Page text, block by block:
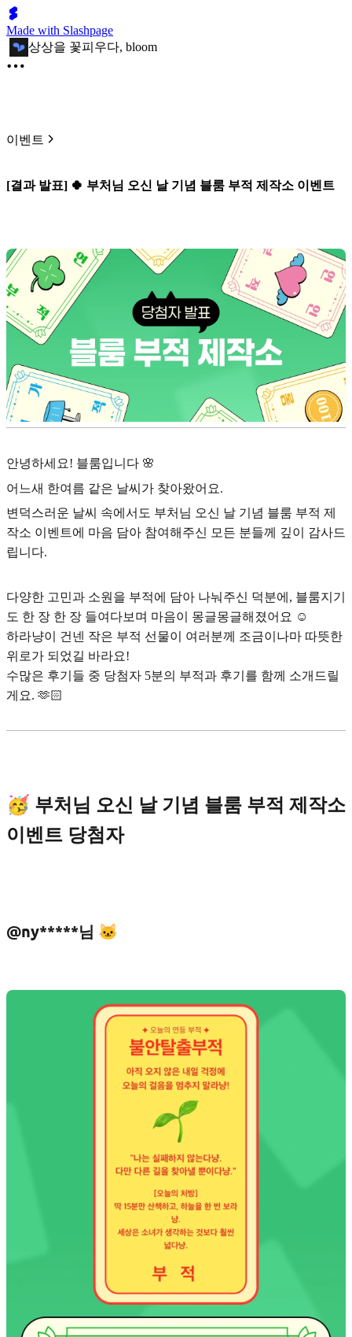
Made with Slashpage
상상을 꽃피우다, bloom
이벤트
[결과 발표] 🍀 부처님 오신 날 기념 블룸 부적 제작소 이벤트
안녕하세요! 블룸입니다 🌸
어느새 한여름 같은 날씨가 찾아왔어요.
변덕스러운 날씨 속에서도 부처님 오신 날 기념 블룸 부적 제
작소 이벤트에 마음 담아 참여해주신 모든 분들께 깊이 감사드
립니다.
다양한 고민과 소원을 부적에 담아 나눠주신 덕분에, 블룸지기
도 한 장 한 장 들여다보며 마음이 몽글몽글해졌어요 ☺️
하라냥이 건넨 작은 부적 선물이 여러분께 조금이나마 따뜻한
위로가 되었길 바라요!
수많은 후기들 중 당첨자 5분의 부적과 후기를 함께 소개드릴
게요. 🫶🏻
🥳 부처님 오신 날 기념 블룸 부적 제작소
이벤트 당첨자
@ny*****님 🐱